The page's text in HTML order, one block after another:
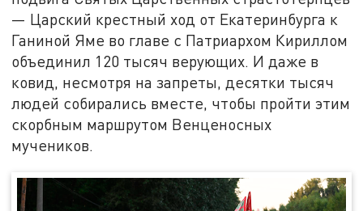
— Царский крестный ход от Екатеринбурга к
Ганиной Яме во главе с Патриархом Кириллом
объединил 120 тысяч верующих. И даже в
ковид, несмотря на запреты, десятки тысяч
людей собирались вместе, чтобы пройти этим
скорбным маршрутом Венценосных
мучеников.